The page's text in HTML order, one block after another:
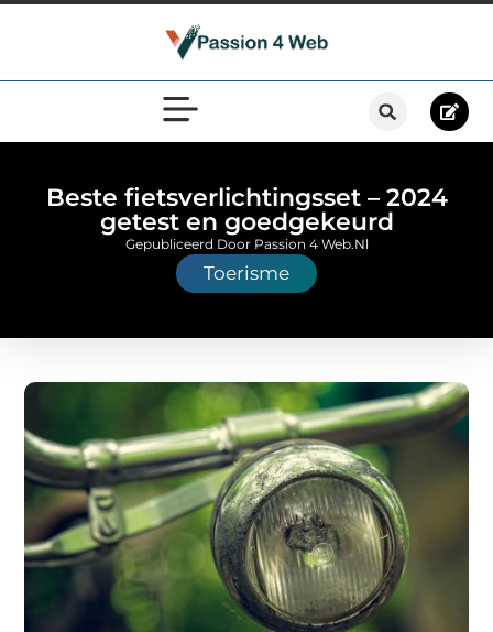
Beste fietsverlichtingsset – 2024
getest en goedgekeurd
Toerisme
Gepubliceerd Door Passion 4 Web.nl